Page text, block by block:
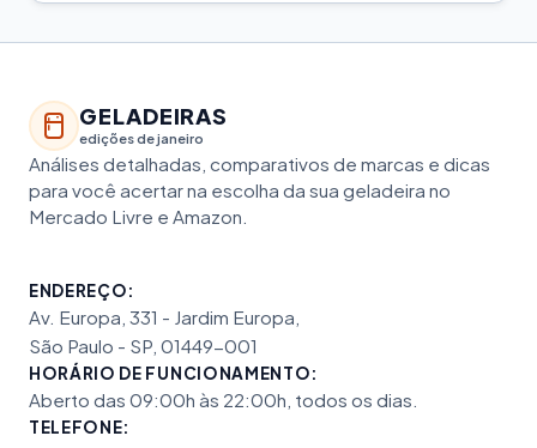
GELADEIRAS
edições de janeiro
Análises detalhadas, comparativos de marcas e dicas
para você acertar na escolha da sua geladeira no
Mercado Livre e Amazon.
ENDEREÇO:
Av. Europa, 331 - Jardim Europa,
São Paulo - SP, 01449-001
HORÁRIO DE FUNCIONAMENTO:
Aberto das 09:00h às 22:00h, todos os dias.
TELEFONE: